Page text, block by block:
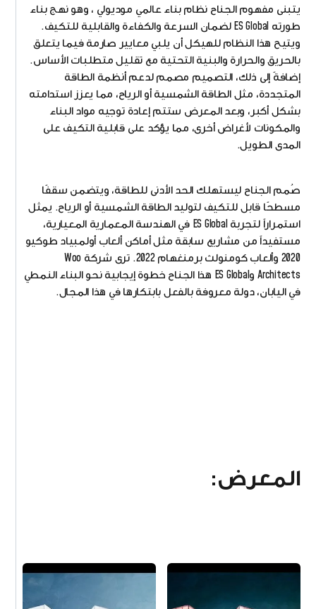
يتبنى مفهوم الجناح نظام بناء عالمي موديولي ، وهو نهج بناء
طورته ES Global لضمان السرعة والكفاءة والقابلية للتكيف.
ويتيح هذا النظام للهيكل أن يلبي معايير صارمة فيما يتعلق
بالحريق والحرارة والبنية التحتية مع تقليل متطلبات الأساس.
إضافةً إلى ذلك، التصميم مصمم لدعم أنظمة الطاقة
المتجددة، مثل الطاقة الشمسية أو الرياح، مما يعزز استدامته
بشكل أكبر، وبعد المعرض ستتم إعادة توجيه مواد البناء
والمكونات لأغراض أخرى، مما يؤكد على قابلية التكيف على
المدى الطويل.
صُمم الجناح ليستهلك الحد الأدنى للطاقة، ويتضمن سقفًا
مسطحًا قابل للتكيف لتوليد الطاقة الشمسية أو الرياح. يمثل
استمراراً لتجربة ES Global في الهندسة المعمارية المعيارية،
مستفيداً من مشاريع سابقة مثل أماكن ألعاب أولمبياد طوكيو
2020 وألعاب كومنولث برمنغهام 2022. ترى شركة Woo
Architects وES Global هذا الجناح خطوة إيجابية نحو البناء النمطي
في اليابان، دولة معروفة بالفعل بابتكارها في هذا المجال.
المعرض: